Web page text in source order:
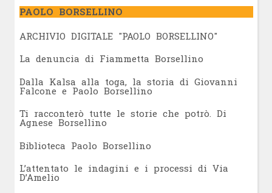
PAOLO BORSELLINO
ARCHIVIO DIGITALE "PAOLO BORSELLINO"
La denuncia di Fiammetta Borsellino
Dalla Kalsa alla toga, la storia di Giovanni
Falcone e Paolo Borsellino
Ti racconterò tutte le storie che potrò. Di
Agnese Borsellino
Biblioteca Paolo Borsellino
L’attentato le indagini e i processi di Via
D’Amelio